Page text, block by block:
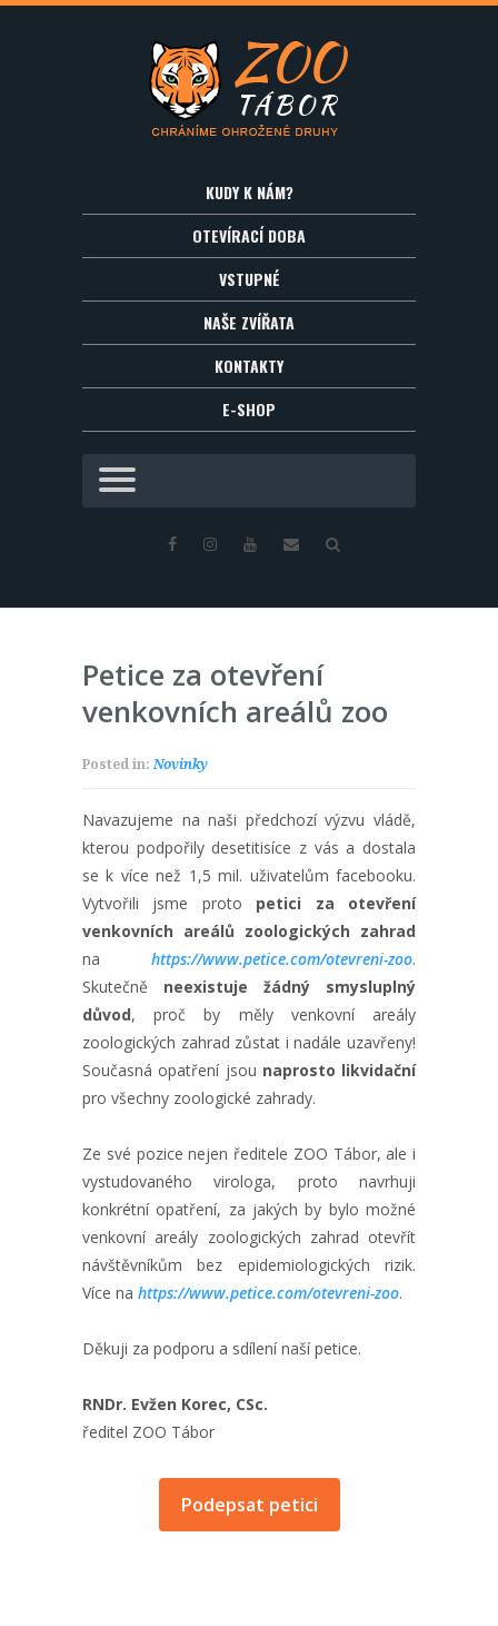
KUDY K NÁM?
OTEVÍRACÍ DOBA
VSTUPNÉ
NAŠE ZVÍŘATA
KONTAKTY
E-SHOP
Petice za otevření
venkovních areálů zoo
Posted in:Novinky
Navazujeme na naši předchozí výzvu vládě,
kterou podpořily desetitisíce z vás a dostala
se k více než 1,5 mil. uživatelům facebooku.
Vytvořili jsme proto petici za otevření
venkovních areálů zoologických zahrad
na https://www.petice.com/otevreni-zoo.
Skutečně neexistuje žádný smysluplný
důvod, proč by měly venkovní areály
zoologických zahrad zůstat i nadále uzavřeny!
Současná opatření jsou naprosto likvidační
pro všechny zoologické zahrady.
Ze své pozice nejen ředitele ZOO Tábor, ale i
vystudovaného virologa, proto navrhuji
konkrétní opatření, za jakých by bylo možné
venkovní areály zoologických zahrad otevřít
návštěvníkům bez epidemiologických rizik.
Více na https://www.petice.com/otevreni-zoo.
Děkuji za podporu a sdílení naší petice.
RNDr. Evžen Korec, CSc.
ředitel ZOO Tábor
Podepsat petici